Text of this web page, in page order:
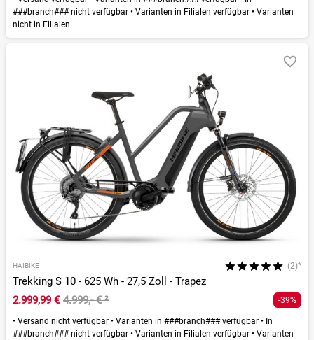
###branch### nicht verfügbar • Varianten in Filialen verfügbar • Varianten
nicht in Filialen
HAIBIKE (2)*
Trekking S 10 - 625 Wh - 27,5 Zoll - Trapez
2.999,99 € 4.999,- €² -39%
• Versand nicht verfügbar • Varianten in ###branch### verfügbar • In
###branch### nicht verfügbar • Varianten in Filialen verfügbar • Varianten